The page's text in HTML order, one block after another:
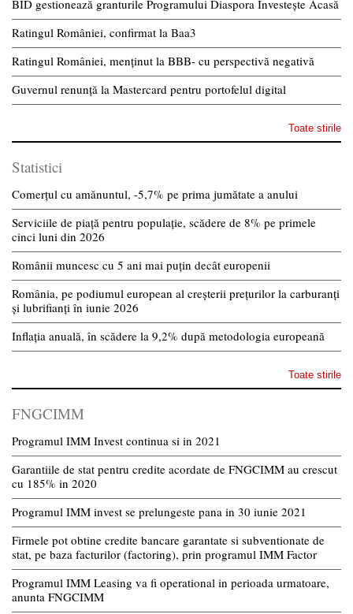
BID gestionează granturile Programului Diaspora Investește Acasă
Ratingul României, confirmat la Baa3
Ratingul României, menținut la BBB- cu perspectivă negativă
Guvernul renunță la Mastercard pentru portofelul digital
Toate stirile
Statistici
Comerțul cu amănuntul, -5,7% pe prima jumătate a anului
Serviciile de piață pentru populație, scădere de 8% pe primele
cinci luni din 2026
Românii muncesc cu 5 ani mai puțin decât europenii
România, pe podiumul european al creșterii prețurilor la carburanți
și lubrifianți în iunie 2026
Inflația anuală, în scădere la 9,2% după metodologia europeană
Toate stirile
FNGCIMM
Programul IMM Invest continua si in 2021
Garantiile de stat pentru credite acordate de FNGCIMM au crescut
cu 185% in 2020
Programul IMM invest se prelungeste pana in 30 iunie 2021
Firmele pot obtine credite bancare garantate si subventionate de
stat, pe baza facturilor (factoring), prin programul IMM Factor
Programul IMM Leasing va fi operational in perioada urmatoare,
anunta FNGCIMM